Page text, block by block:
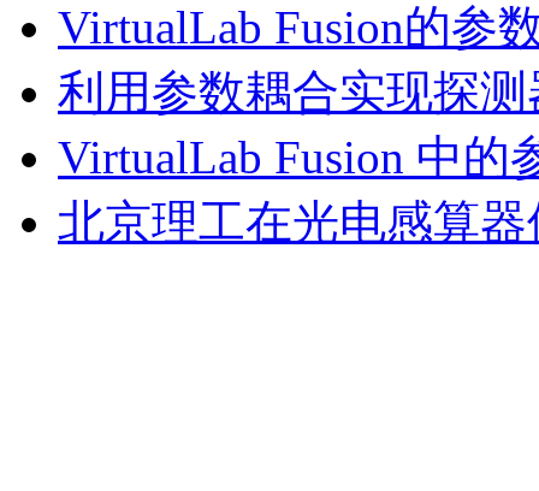
VirtualLab Fusion的参
利用参数耦合实现探
VirtualLab Fusion 中的
北京理工在光电感算